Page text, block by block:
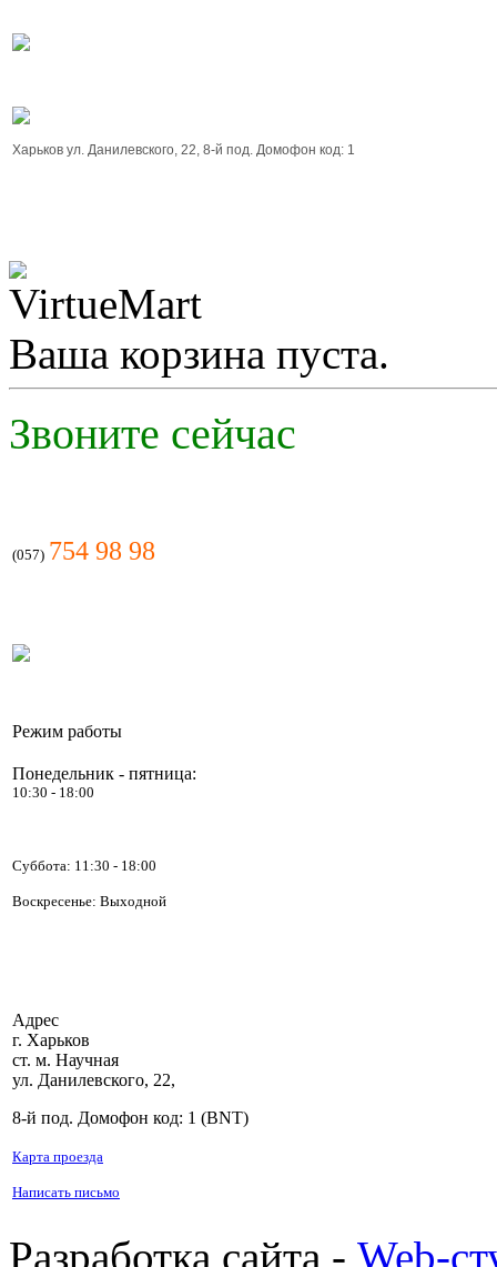
Позвоните, чтобы
2 130.00 грн.
TOSOT GN-12F
Plzma ion
Позвоните, чтобы
уточнить цену
TOSOT GN-09A
2 515.00 грн.
Midea MSR-09HRA
Харьков ул. Данилевского, 22, 8-й под. Домофон код: 1
Ваша корзина пуста.
Звоните сейчас
(057) 754 98 98
Режим работы
Понедельник - пятница:
10:30 - 18:00
Суббота: 11:30 - 18:00
Воскресенье: Выходной
Адрес
г. Харьков
ст. м. Научная
ул. Данилевского, 22,
8-й под. Домофон код: 1 (BNT)
Карта проезда
Написать письмо
Разработка сайта - Web-